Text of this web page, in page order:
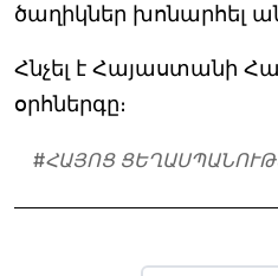
ծաղիկներ խոնարհել
Հնչել է Հայաստանի
օրհներգը։
#ՀԱՅՈՑ